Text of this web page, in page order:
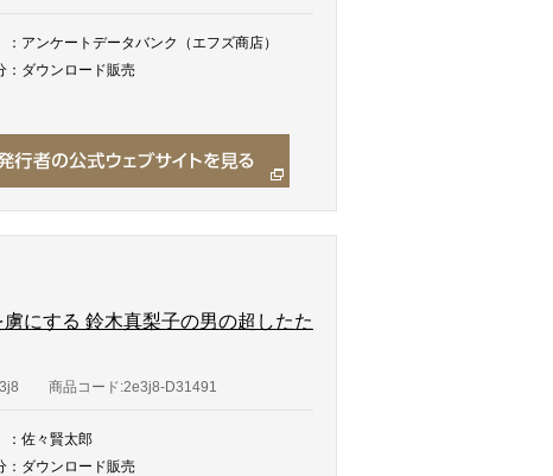
： アンケートデータバンク（エフズ商店）
： ダウンロード販売
にする 鈴木真梨子の男の超したた
商品コード:2e3j8-D31491
： 佐々賢太郎
： ダウンロード販売